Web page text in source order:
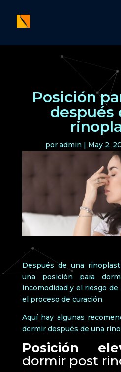
Posición
después
por admin | May 2,
Después de una
una posición para
incomodidad y el riesgo
el proceso de curación.
Aquí hay algunas
dormir después de una
Posición
dormir post